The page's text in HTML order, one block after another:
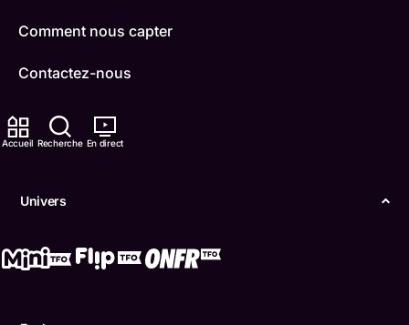
Accueil Recherche En direct
Univers
Comment nous capter
Contactez-nous
ONFR
Boukili